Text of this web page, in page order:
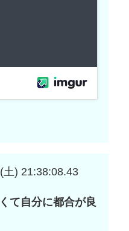
土) 21:38:08.43
て自分に都合が良